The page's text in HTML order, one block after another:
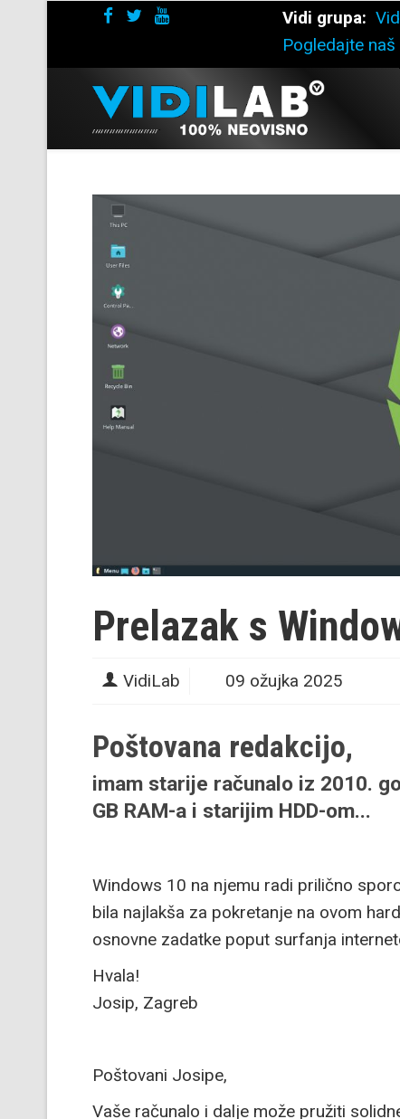
Vidi grupa:
Pogledajte
Prelazak s
VidiLab 09 ožujka 2025
Poštovana redakcijo,
imam starije računalo iz 2010.
GB RAM-a i starijim HDD-om...
Windows 10 na njemu radi prilično
bila najlakša za pokretanje na ovom
osnovne zadatke poput surfanja
Hvala!
Josip, Zagreb
Poštovani Josipe,
Vaše računalo i dalje može pružiti